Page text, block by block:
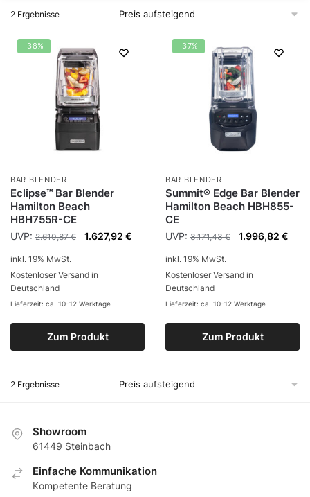
2 Ergebnisse
-38%
BAR BLENDER
Eclipse™ Bar Blender
Hamilton Beach
HBH755R-CE
UVP: 2.610,87€ 1.627,92 €
Zum Produkt
inkl. 19% MwSt.
Kostenloser Versand in
Deutschland
Lieferzeit: ca. 10-12 Werktage
-37%
BAR BLENDER
Summit® Edge Bar Blender
Hamilton Beach HBH855-
CE
UVP: 3.171,43€ 1.996,82 €
Zum Produkt
inkl. 19% MwSt.
Kostenloser Versand in
Deutschland
Lieferzeit: ca. 10-12 Werktage
2 Ergebnisse
Showroom
61449 Steinbach
Еinfache Kommunikation
Кompetente Beratung